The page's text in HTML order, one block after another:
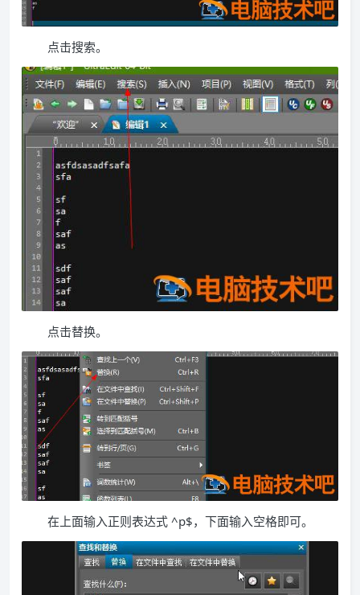
点击搜索。
点击替换。
在上面输入正则表达式 ^p$，下面输入空格即可。